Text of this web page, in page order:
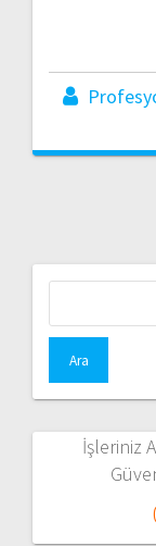
İşleriniz